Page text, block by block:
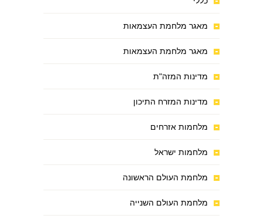
מאגר מלחמת העצמאות
מאגר מלחמת העצמאות
מדינות המזה"ת
מדינות המזרח התיכון
מלחמות אזרחים
מלחמות ישראל
מלחמת העולם הראשונה
מלחמת העולם השנייה